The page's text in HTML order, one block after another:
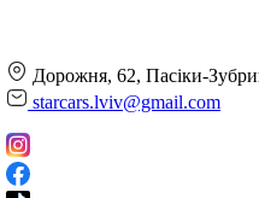
Дорожня, 62, Пасіки-
starcars.lviv@gmail.com